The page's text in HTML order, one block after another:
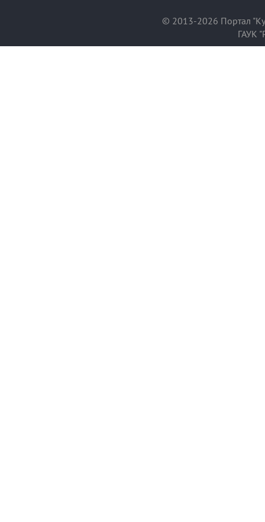
© 2013-2026 Портал
ГАУК